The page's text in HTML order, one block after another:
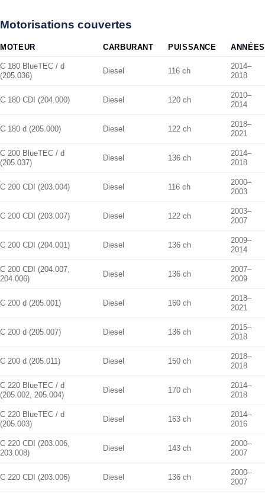
Motorisations couvertes
MOTEUR CARBURANT PUISSANCE ANNÉES
C 180 BlueTEC / d
(205.036)
Diesel 116 ch
2014–
2018
C 180 CDI (204.000) Diesel 120 ch
2010–
2014
C 180 d (205.000) Diesel 122 ch
2018–
2021
C 200 BlueTEC / d
(205.037)
Diesel 136 ch
2014–
2018
C 200 CDI (203.004) Diesel 116 ch
2000–
2003
C 200 CDI (203.007) Diesel 122 ch
2003–
2007
C 200 CDI (204.001) Diesel 136 ch
2009–
2014
C 200 CDI (204.007,
204.006)
Diesel 136 ch
2007–
2009
C 200 d (205.001) Diesel 160 ch
2018–
2021
C 200 d (205.007) Diesel 136 ch
2015–
2018
C 200 d (205.011) Diesel 150 ch
2018–
2018
C 220 BlueTEC / d
(205.002, 205.004)
Diesel 170 ch
2014–
2018
C 220 BlueTEC / d
(205.003)
Diesel 163 ch
2014–
2016
C 220 CDI (203.006,
203.008)
Diesel 143 ch
2000–
2007
C 220 CDI (203.006) Diesel 136 ch
2000–
2007